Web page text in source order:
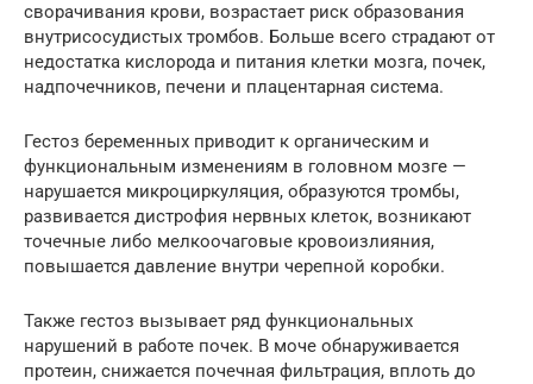
сворачивания крови, возрастает риск образования
внутрисосудистых тромбов. Больше всего страдают от
недостатка кислорода и питания клетки мозга, почек,
надпочечников, печени и плацентарная система.
Гестоз беременных приводит к органическим и
функциональным изменениям в головном мозге —
нарушается микроциркуляция, образуются тромбы,
развивается дистрофия нервных клеток, возникают
точечные либо мелкоочаговые кровоизлияния,
повышается давление внутри черепной коробки.
Также гестоз вызывает ряд функциональных
нарушений в работе почек. В моче обнаруживается
протеин, снижается почечная фильтрация, вплоть до